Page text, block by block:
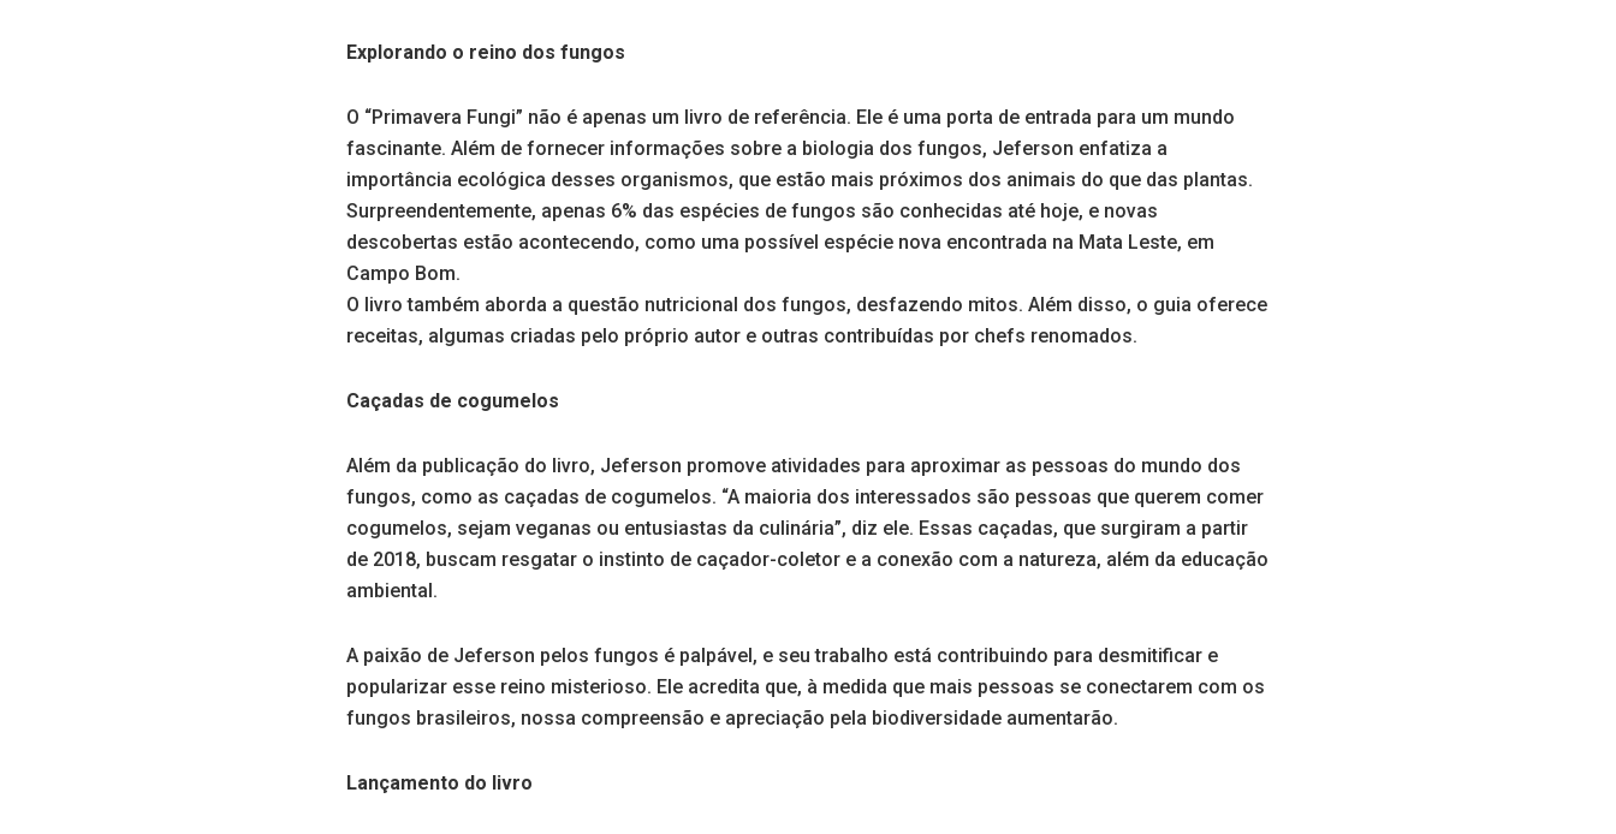
Explorando o reino dos fungos
O “Primavera Fungi” não é apenas um livro de referência. Ele é uma porta de entrada para um mundo
fascinante. Além de fornecer informações sobre a biologia dos fungos, Jeferson enfatiza a
importância ecológica desses organismos, que estão mais próximos dos animais do que das plantas.
Surpreendentemente, apenas 6% das espécies de fungos são conhecidas até hoje, e novas
descobertas estão acontecendo, como uma possível espécie nova encontrada na Mata Leste, em
Campo Bom.
O livro também aborda a questão nutricional dos fungos, desfazendo mitos. Além disso, o guia oferece
receitas, algumas criadas pelo próprio autor e outras contribuídas por chefs renomados.
Caçadas de cogumelos
Além da publicação do livro, Jeferson promove atividades para aproximar as pessoas do mundo dos
fungos, como as caçadas de cogumelos. “A maioria dos interessados são pessoas que querem comer
cogumelos, sejam veganas ou entusiastas da culinária”, diz ele. Essas caçadas, que surgiram a partir
de 2018, buscam resgatar o instinto de caçador-coletor e a conexão com a natureza, além da educação
ambiental.
A paixão de Jeferson pelos fungos é palpável, e seu trabalho está contribuindo para desmitificar e
popularizar esse reino misterioso. Ele acredita que, à medida que mais pessoas se conectarem com os
fungos brasileiros, nossa compreensão e apreciação pela biodiversidade aumentarão.
Lançamento do livro